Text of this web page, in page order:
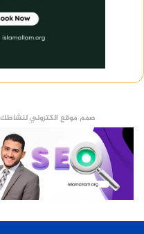
صمم موقع الكتروني